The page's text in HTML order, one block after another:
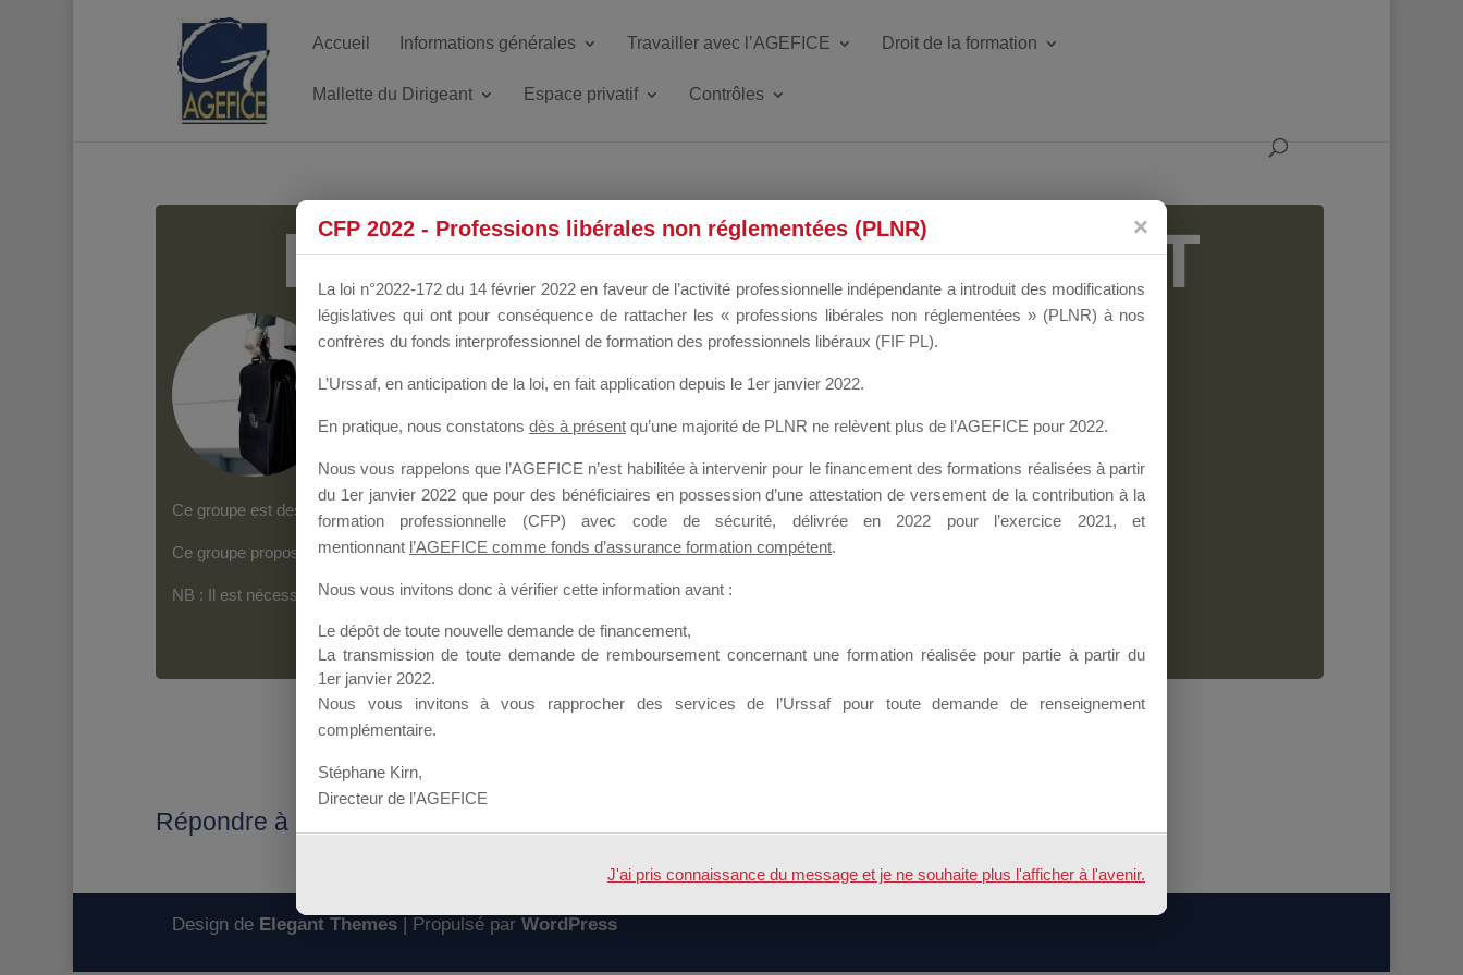
Accueil Informations générales Travailler avec l’AGEFICE Droit de la formation
Mallette du Dirigeant Espace privatif Contrôles
MALLETTE DU DIRIGEANT
Groupe Public il y a un mois
Ce groupe est destiné aux Organismes de Formation qui souhaitent répondre à l’Appel à Propositions Mallette du Dirigeant.
Ce groupe propose un forum dédié au support sur lequel il est possible de laisser un message ou poser une question.
NB : Il est nécessaire d’êtreinscrit(e)pour pouvoir rejoindre ce groupe
Répondre à : Modification des informations d'identification
Design de Elegant Themes| Propulsé par WordPress
CFP 2022 - Professions libérales non réglementées (PLNR)
La loi n°2022-172 du 14 février 2022 en faveur de l’activité professionnelle indépendante a introduit des modifications
législatives qui ont pour conséquence de rattacher les « professions libérales non réglementées » (PLNR) à nos
confrères du fonds interprofessionnel de formation des professionnels libéraux (FIF PL).
L’Urssaf, en anticipation de la loi, en fait application depuis le 1er janvier 2022.
En pratique, nous constatons dès à présent qu’une majorité de PLNR ne relèvent plus de l’AGEFICE pour 2022.
Nous vous rappelons que l’AGEFICE n’est habilitée à intervenir pour le financement des formations réalisées à partir
du 1er janvier 2022 que pour des bénéficiaires en possession d’une attestation de versement de la contribution à la
formation professionnelle (CFP) avec code de sécurité, délivrée en 2022 pour l’exercice 2021, et
mentionnant l’AGEFICE comme fonds d’assurance formation compétent.
Nous vous invitons donc à vérifier cette information avant :
Le dépôt de toute nouvelle demande de financement,
La transmission de toute demande de remboursement concernant une formation réalisée pour partie à partir du
1er janvier 2022.
Nous vous invitons à vous rapprocher des services de l’Urssaf pour toute demande de renseignement
complémentaire.
Stéphane Kirn,
Directeur de l’AGEFICE
J'ai pris connaissance du message et je ne souhaite plus l'afficher à l'avenir.